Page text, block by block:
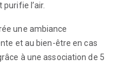
purifie l’air.
une ambiance
et au bien-être en cas
à une association de 5